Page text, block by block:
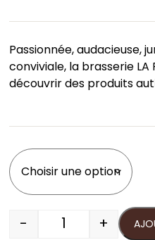
Passionnée, audacieuse,
conviviale, la brasserie LA
découvrir des produits
quantité de La
- +